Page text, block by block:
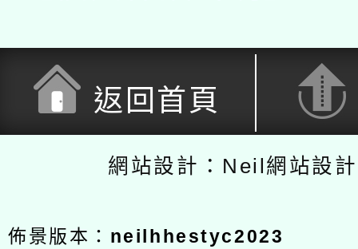
返回首頁
網站設計：Neil網站設
佈景版本： neilhhestyc2023